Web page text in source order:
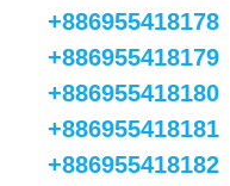
+886955418178
+886955418179
+886955418180
+886955418181
+886955418182